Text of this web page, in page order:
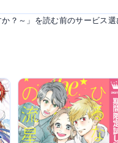
？～」を読む前のサービス